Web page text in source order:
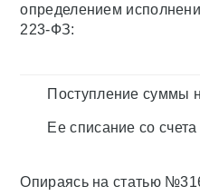
определением
223-ФЗ:
Поступление суммы
Ее списание со счета
Опираясь на статью